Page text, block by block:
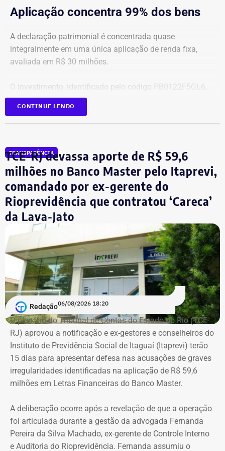
Aplicação concentra 99% dos bens
A declaração patrimonial é concentrada quase
integralmente em uma única aplicação de renda fixa,
avaliada em R$ 30 milhões.
O investimento, identificado pelo código PB0122F5GL6,
representa cerca de 99,2% de todo o patrimônio
incluem aplicações de renda fixa em diferentes
instituições financeiras, além de um depósito bancário no
valor de R$ 0,01.
Empresário do setor de seguros
De acordo com os dados do registro de candidatura, Alex
Melim nasceu no Rio de Janeiro em 2 de junho de 1976, é
casado, possui ensino médio completo e declarou exercer
a profissão de empresário.
Em documento de consulta pública da Casa da Moeda do
Brasil, Alex Ofredi Melim aparece como representante da
Melim Corretora de Seguros Ltda., empresa que atua no
setor de seguros e planos de saúde.
CONTINUE LENDO
TRANSPARÊNCIA
TCE-RJ devassa aporte de R$ 59,6
milhões no Banco Master pelo Itaprevi,
comandado por ex-gerente do
Rioprevidência que contratou ‘Careca’
da Lava-Jato
Redação06/08/2026 18:20
O plenário do Tribunal de Contas do Estado do Rio (TCE-
RJ) aprovou a notificação e ex-gestores e conselheiros do
Instituto de Previdência Social de Itaguaí (Itaprevi) terão
15 dias para apresentar defesa nas acusações de graves
irregularidades identificadas na aplicação de R$ 59,6
milhões em Letras Financeiras do Banco Master.
A deliberação ocorre após a revelação de que a operação
foi articulada durante a gestão da advogada Fernanda
Pereira da Silva Machado, ex-gerente de Controle Interno
e Auditoria do Rioprevidência. Fernanda assumiu o